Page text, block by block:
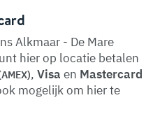
Alkmaar - De Mare
hier op locatie betalen
, Visa en Mastercard
mogelijk om hier te